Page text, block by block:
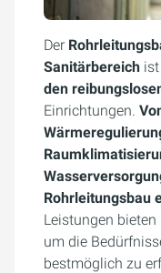
Der
Sanitärbereich
den
Einrichtungen.
Rohrleitungsbau
Leistungen
um die
bestmöglich zu